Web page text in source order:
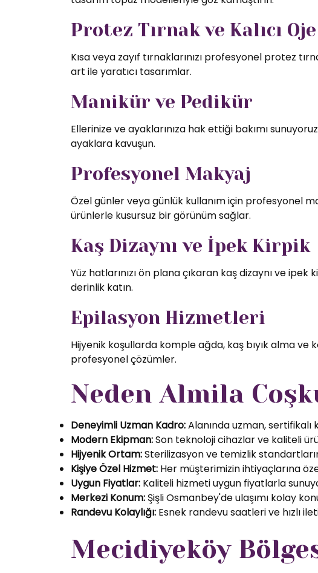
Protez Tırnak ve Kalıcı Oje
Kısa veya zayıf tırnaklarınızı profesyonel protez
art ile yaratıcı tasarımlar.
Manikür ve Pedikür
Ellerinize ve ayaklarınıza hak ettiği bakımı
ayaklara kavuşun.
Profesyonel Makyaj
Özel günler veya günlük kullanım için profesyonel
ürünlerle kusursuz bir görünüm sağlar.
Kaş Dizaynı ve İpek Kirpik
Yüz hatlarınızı ön plana çıkaran kaş dizaynı ve
derinlik katın.
Epilasyon Hizmetleri
Hijyenik koşullarda komple ağda, kaş bıyık alma
profesyonel çözümler.
Neden Almila
Deneyimli Uzman Kadro:Alanında uzman, sertifikalı
Modern Ekipman:Son teknoloji cihazlar ve kaliteli
Hijyenik Ortam:Sterilizasyon ve temizlik
Kişiye Özel Hizmet: Her müşterimizin ihtiyaçlarına
Uygun Fiyatlar: Kaliteli hizmeti uygun fiyatlarla
Merkezi Konum: Şişli Osmanbey'de ulaşımı kolay
Randevu Kolaylığı: Esnek randevu saatleri ve hızlı
Mecidiyeköy